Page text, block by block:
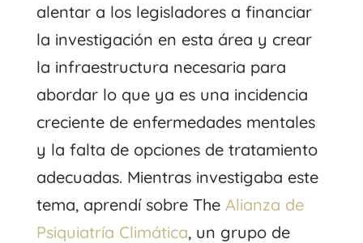
alentar a los legisladores a financiar
la investigación en esta área y crear
la infraestructura necesaria para
abordar lo que ya es una incidencia
creciente de enfermedades mentales
y la falta de opciones de tratamiento
adecuadas. Mientras investigaba este
tema, aprendí sobre The Alianza de
Psiquiatría Climática, un grupo de